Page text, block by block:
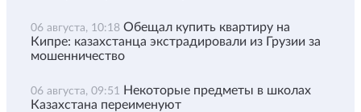
06 августа, 10:18 Обещал купить квартиру на
Кипре: казахстанца экстрадировали из Грузии за
мошенничество
06 августа, 09:51 Некоторые предметы в школах
Казахстана переименуют